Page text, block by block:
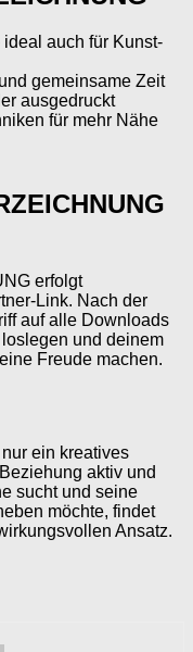
auch für Kunst-
gemeinsame Zeit
ausgedruckt
für mehr Nähe
erfolgt
Link. Nach der
auf alle Downloads
und deinem
Freude machen.
ein kreatives
aktiv und
sucht und seine
möchte, findet
Ansatz.